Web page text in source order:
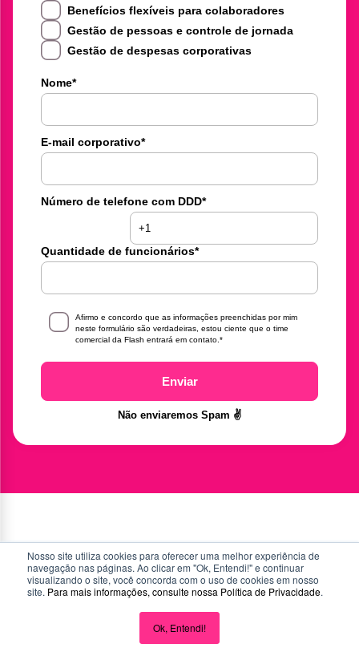
Nosso site utiliza cookies para oferecer uma melhor experiência de
navegação nas páginas. Ao clicar em "Ok, Entendi!" e continuar
visualizando o site, você concorda com o uso de cookies em nosso
site. Para mais informações, consulte nossa Política de Privacidade.
Ok, Entendi!
Benefícios flexíveis para colaboradores
Gestão de pessoas e controle de jornada
Gestão de despesas corporativas
Nome*
E-mail corporativo*
Número de telefone com DDD*
Quantidade de funcionários*
Afirmo e concordo que as informações preenchidas por mim
neste formulário são verdadeiras, estou ciente que o time
comercial da Flash entrará em contato. *
Enviar
Não enviaremos Spam ✌️
Artigos relacionados